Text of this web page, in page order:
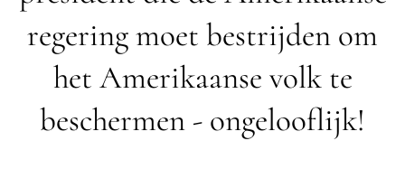
regering moet bestrijden om
het Amerikaanse volk te
beschermen - ongelooflijk!